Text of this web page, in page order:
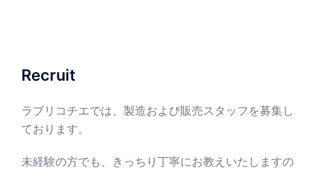
Recruit
ラブリコチエでは、製造および販売スタッフを募集し
ております。
未経験の方でも、きっちり丁寧にお教えいたしますの